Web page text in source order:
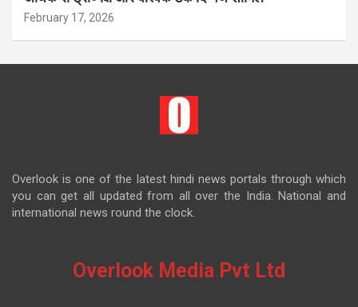
February 17, 2026
Overlook is one of the latest hindi news portals through which
you can get all updated from all over the India. National and
international news round the clock.
Overlook Media Pvt Ltd